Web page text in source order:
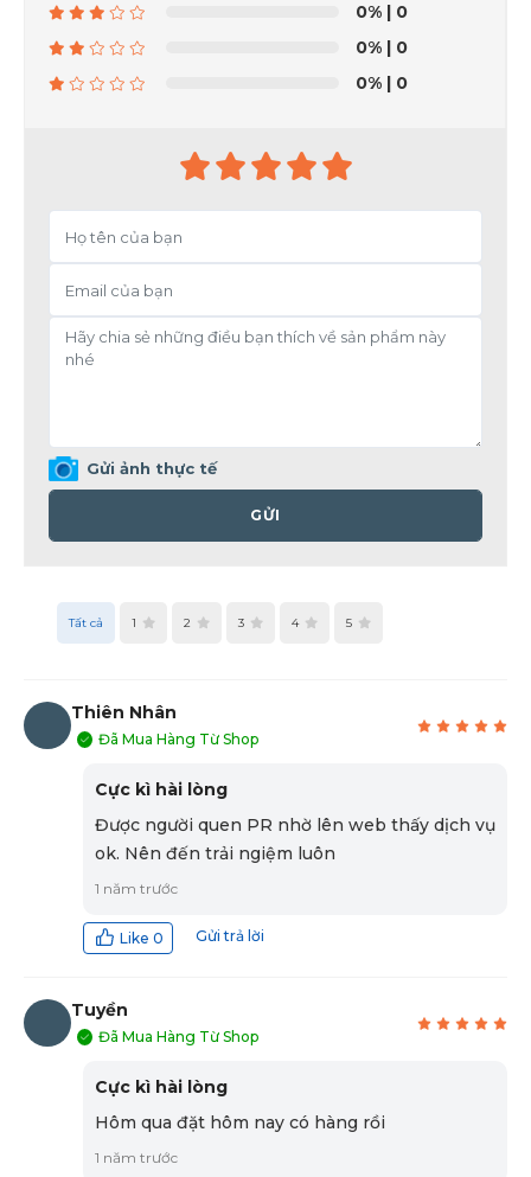
0% | 0
0% | 0
0% | 0
Gửi ảnh thực tế
GỬI
Tất cả 1 2 3 4 5
Thiên Nhân
Đã Mua Hàng Từ Shop
Cực kì hài lòng
Được người quen PR nhờ lên web thấy dịch vụ
ok. Nên đến trải ngiệm luôn
1 năm trước
Like 0 Gửi trả lời
Tuyền
Đã Mua Hàng Từ Shop
Cực kì hài lòng
Hôm qua đặt hôm nay có hàng rồi
1 năm trước